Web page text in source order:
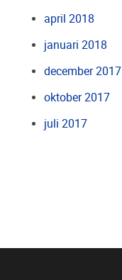
april 2018
januari 2018
december 2017
oktober 2017
juli 2017